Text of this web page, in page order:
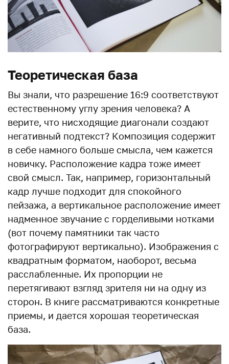
Теоретическая база
Вы знали, что разрешение 16:9 соответствуют
естественному углу зрения человека? А
верите, что нисходящие диагонали создают
негативный подтекст? Композиция содержит
в себе намного больше смысла, чем кажется
новичку. Расположение кадра тоже имеет
свой смысл. Так, например, горизонтальный
кадр лучше подходит для спокойного
пейзажа, а вертикальное расположение имеет
надменное звучание с горделивыми нотками
(вот почему памятники так часто
фотографируют вертикально). Изображения с
квадратным форматом, наоборот, весьма
расслабленные. Их пропорции не
перетягивают взгляд зрителя ни на одну из
сторон. В книге рассматриваются конкретные
приемы, и дается хорошая теоретическая
база.